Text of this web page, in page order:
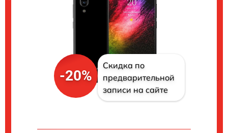
-20%
Скидка по
предварительной
записи на сайте